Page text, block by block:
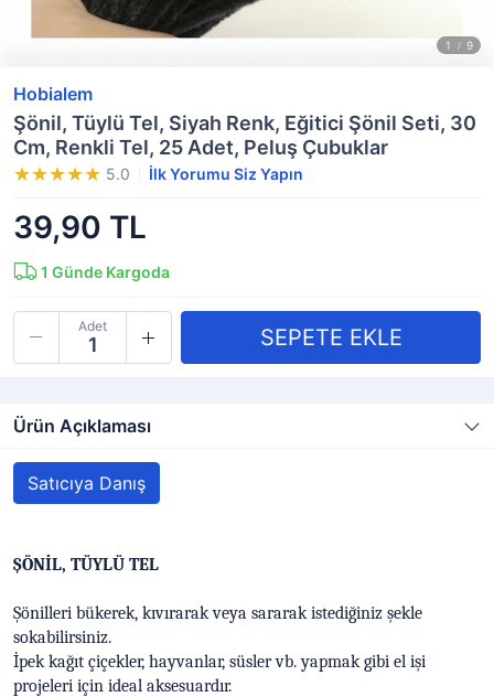
Hobialem
Şönil, Tüylü Tel, Siyah Renk, Eğitici Şönil Seti, 30
Cm, Renkli Tel, 25 Adet, Peluş Çubuklar
5.0 İlk Yorumu Siz Yapın
39,90 TL
1 Günde Kargoda
Adet
Ürün Açıklaması
Satıcıya Danış
ŞÖNİL, TÜYLÜ TEL
Şönilleri bükerek, kıvırarak veya sararak istediğiniz şekle
sokabilirsiniz.
İpek kağıt çiçekler, hayvanlar, süsler vb. yapmak gibi el işi
projeleri için ideal aksesuardır.